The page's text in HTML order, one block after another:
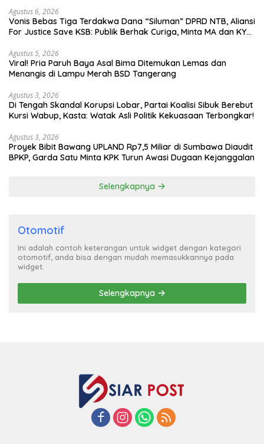
Agustus 6, 2026
Vonis Bebas Tiga Terdakwa Dana “Siluman” DPRD NTB, Aliansi
For Justice Save KSB: Publik Berhak Curiga, Minta MA dan KY
Agustus 5, 2026
Viral! Pria Paruh Baya Asal Bima Ditemukan Lemas dan
Menangis di Lampu Merah BSD Tangerang
Agustus 3, 2026
Di Tengah Skandal Korupsi Lobar, Partai Koalisi Sibuk Berebut
Kursi Wabup, Kasta: Watak Asli Politik Kekuasaan Terbongkar!
Agustus 3, 2026
Proyek Bibit Bawang UPLAND Rp7,5 Miliar di Sumbawa Diaudit
BPKP, Garda Satu Minta KPK Turun Awasi Dugaan Kejanggalan
Selengkapnya
Otomotif
Ini adalah contoh keterangan untuk widget dengan kategori
otomotif, anda bisa dengan mudah memasukkannya pada
widget.
Selengkapnya